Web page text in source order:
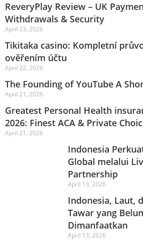
ReveryPlay Review – UK
Withdrawals & Security
April 23, 2026
Tikitaka casino: Kompletní
ověřením účtu
April 22, 2026
The Founding of YouTube A
April 21, 2026
Greatest Personal Health
2026: Finest ACA & Private
April 21, 2026
Indonesia
Global melalui
Partnership
April 13, 2026
Indonesia, Laut,
Tawar yang
Dimanfaatkan
April 13, 2026